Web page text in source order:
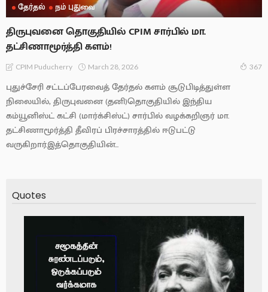
தேர்தல் நம் புதுவை
திருபுவனை தொகுதியில் CPIM சார்பில் மா.
தட்சிணாமூர்த்தி களம்!
CPIM Puducherry March 28, 2026 367
புதுச்சேரி சட்டப்பேரவைத் தேர்தல் களம் சூடுபிடித்துள்ள
நிலையில், திருபுவனை (தனி)தொகுதியில் இந்திய
கம்யூனிஸ்ட் கட்சி (மார்க்சிஸ்ட்) சார்பில் வழக்கறிஞர் மா.
தட்சிணாமூர்த்தி தீவிரப் பிரச்சாரத்தில் ஈடுபட்டு
வருகிறார்.இத்தொகுதியின்...
Quotes